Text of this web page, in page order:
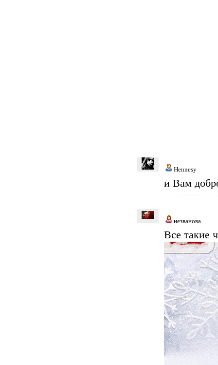
Hennesy
и Вам
незванова
Все такие